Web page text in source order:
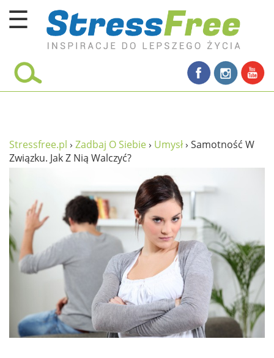
☰
Kursy online
umysł
proste życie
filozofia życia
wolność od stresu
miłość i rodzina
w rodzinie
wychowanie dzieci
edukacja
zabawy dla dzieci
Stressfree.pl › Zadbaj O Siebie› Umysł› Samotność W
Związku. Jak Z Nią Walczyć?